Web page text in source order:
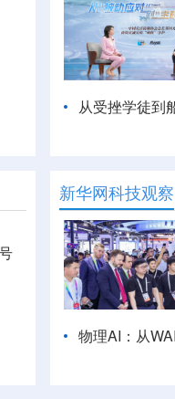
从受挫学徒到
新华网科技观察
物理AI：从